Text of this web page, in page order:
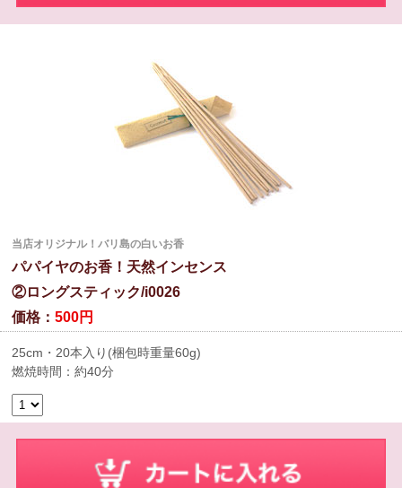
当店オリジナル！バリ島の白いお香
パパイヤのお香！天然インセンス
②ロングスティック/i0026
価格：500円
25cm・20本入り(梱包時重量60g)
燃焼時間：約40分